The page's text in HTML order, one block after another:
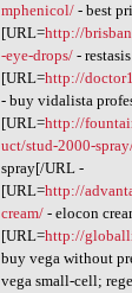
mphenicol/- best
[URL=http://
-eye-drops/-
[URL=http://
- buy vidalista
[URL=http://
uct/stud-2000-
spray[/URL -
[URL=http://
cream/- elocon
[URL=http://
buy vega without
vega small-cell;